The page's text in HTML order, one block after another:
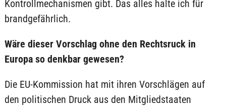
Kontrollmechanismen gibt. Das alles halte ich für
brandgefährlich.
Wäre dieser Vorschlag ohne den Rechtsruck in
Europa so denkbar gewesen?
Die EU-Kommission hat mit ihren Vorschlägen auf
den politischen Druck aus den Mitgliedstaaten